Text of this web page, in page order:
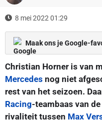
8 mei 2022 01:29
Maak ons je Google-
Christian Horner is van
Mercedes nog niet
rest van het seizoen.
Racing-teambaas van
rivaliteit tussen Max